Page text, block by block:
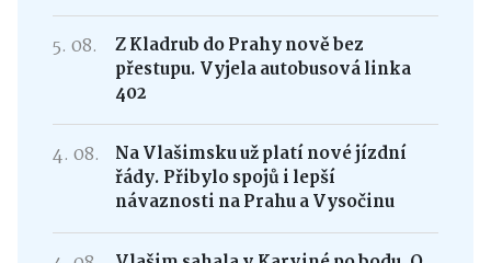
5. 08.
Z Kladrub do Prahy nově bez
přestupu. Vyjela autobusová linka
402
4. 08.
Na Vlašimsku už platí nové jízdní
řády. Přibylo spojů i lepší
návaznosti na Prahu a Vysočinu